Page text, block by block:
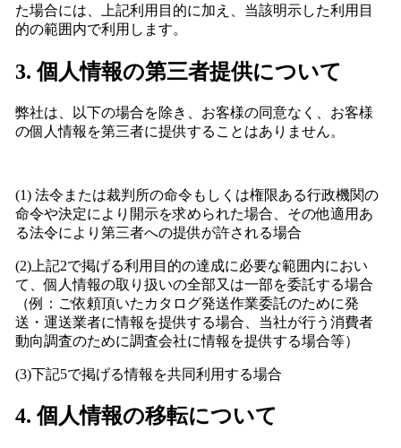
た場合には、上記利用目的に加え、当該明示した利用目
的の範囲内で利用します。
3. 個人情報の第三者提供について
弊社は、以下の場合を除き、お客様の同意なく、お客様
の個人情報を第三者に提供することはありません。
(1) 法令または裁判所の命令もしくは権限ある行政機関の
命令や決定により開示を求められた場合、その他適用あ
る法令により第三者への提供が許される場合
(2)上記2で掲げる利用目的の達成に必要な範囲内におい
て、個人情報の取り扱いの全部又は一部を委託する場合
（例：ご依頼頂いたカタログ発送作業委託のために発
送・運送業者に情報を提供する場合、当社が行う消費者
動向調査のために調査会社に情報を提供する場合等）
(3)下記5で掲げる情報を共同利用する場合
4. 個人情報の移転について